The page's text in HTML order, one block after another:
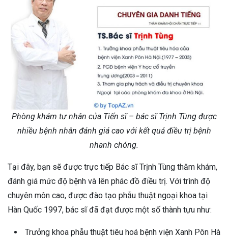
Phòng khám tư nhân của Tiến sĩ – bác sĩ Trịnh Tùng được
nhiều bệnh nhân đánh giá cao với kết quả điều trị bệnh
nhanh chóng.
Tại đây, bạn sẽ được trực tiếp Bác sĩ Trịnh Tùng thăm khám,
đánh giá mức độ bệnh và lên phác đồ điều trị. Với trình độ
chuyên môn cao, được đào tạo phẫu thuật ngoại khoa tại
Hàn Quốc 1997, bác sĩ đã đạt được một số thành tựu như:
Trưởng khoa phẫu thuật tiêu hoá bệnh viện Xanh Pôn Hà